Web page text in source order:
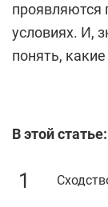
проявляются
условиях. И,
понять,
В этой статье: